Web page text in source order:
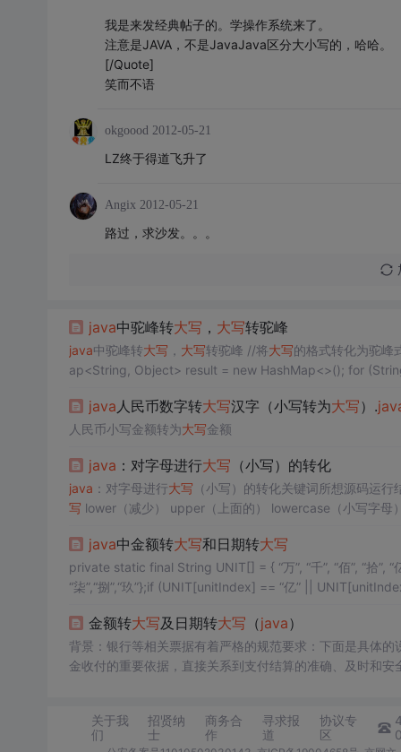
我是来发经典帖子的。学操作系统来了。
注意是JAVA，不是JavaJava区分大小写的，哈哈。
[/Quote]
笑而不语
okgoood 2012-05-21
LZ终于得道飞升了
Angix 2012-05-21
路过，求沙发。。。
java中驼峰转大写 ， 大写转驼峰
java中驼峰转大写 ， 大写转驼峰 //将大写的格式转化为驼
ap<String, Object> result =
java 人民币数字转大写汉字（小写转为大写）.
人民币小写金额转为大写金额
java ：对字母进行大写 （小写）的转化
java ：对字母进行大写
写
lower（减少） upper（上面的）
java中金额转大写和日期转大写
private static final String UNIT[] = { “万”, “千”, “佰”, “拾”, “亿”, “千”, “佰”,String[] cnDate = new
“柒”,“捌”,“玖”};if (UNIT[unitIndex] == “亿” || UNIT[unitIndex]
金额转大写及日期转大写 （java）
背景：银行等相关票据有着严格的规范要求：下面是具
金收付的重要依据，直接关系到支付结算的准确、及时和
关于我
们
招贤纳
士
商务合
作
寻求报
道
协议专
区